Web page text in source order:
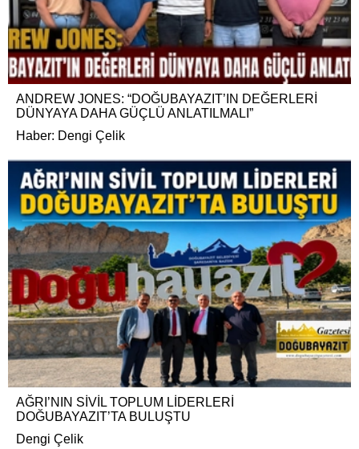
ANDREW JONES: “DOĞUBAYAZIT’IN DEĞERLERİ
DÜNYAYA DAHA GÜÇLÜ ANLATILMALI”
Haber: Dengi Çelik
AĞRI’NIN SİVİL TOPLUM LİDERLERİ
DOĞUBAYAZIT’TA BULUŞTU
Dengi Çelik